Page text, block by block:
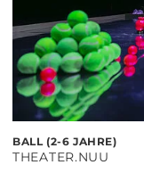
BALL (2-6 JAHRE)
THEATER.NUU